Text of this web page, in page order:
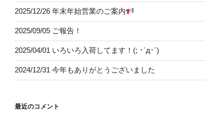
2025/12/26 年末年始営業のご案内
2025/09/05 ご報告！
2025/04/01 いろいろ入荷してます！(; ･`д･´)
2024/12/31 今年もありがとうございました
最近のコメント